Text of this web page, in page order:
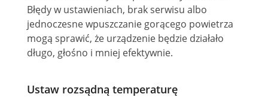
Błędy w ustawieniach, brak serwisu albo
jednoczesne wpuszczanie gorącego powietrza
mogą sprawić, że urządzenie będzie działało
długo, głośno i mniej efektywnie.
Ustaw rozsądną temperaturę